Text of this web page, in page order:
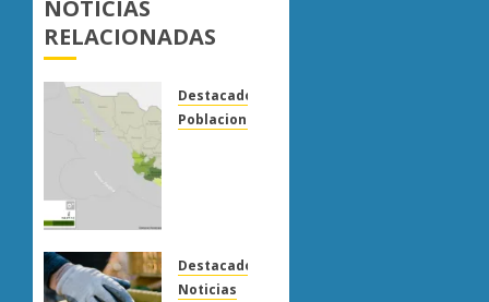
NOTICIAS
RELACIONADAS
Destacado
Poblaciones
aguacate
en
Destacado
Noticias